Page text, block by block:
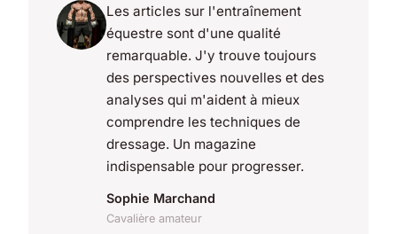
Les articles sur l'entraînement
équestre sont d'une qualité
remarquable. J'y trouve toujours
des perspectives nouvelles et des
analyses qui m'aident à mieux
comprendre les techniques de
dressage. Un magazine
indispensable pour progresser.
Sophie Marchand
Cavalière amateur